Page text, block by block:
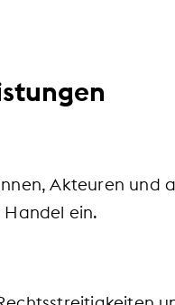
Akteuren und
Handel ein.